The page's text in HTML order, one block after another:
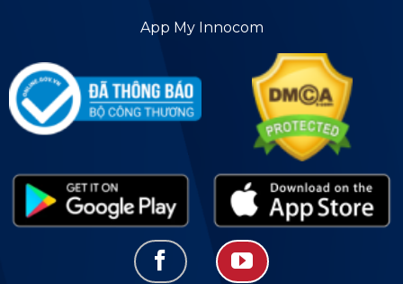
App My Innocom